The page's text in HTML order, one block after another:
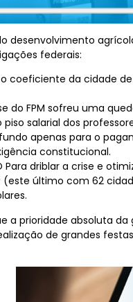
do desenvolvimento
federais:
coeficiente da cidade
do FPM sofreu uma
salarial dos
apenas para o
constitucional.
Para driblar a crise
(este último com 62
prioridade absoluta
de grandes